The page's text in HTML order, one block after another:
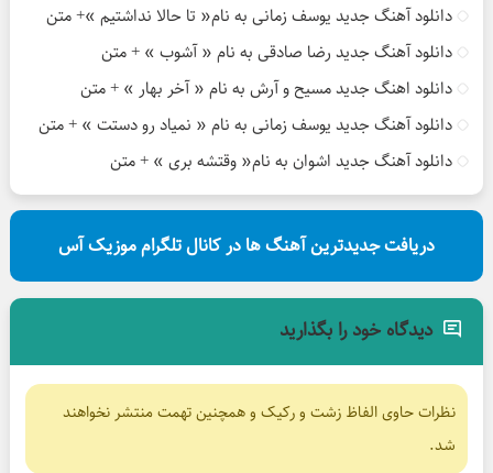
دانلود آهنگ جدید یوسف زمانی به نام« تا حالا نداشتیم »+ متن
دانلود آهنگ جدید رضا صادقی به نام « آشوب » + متن
دانلود اهنگ جدید مسیح و آرش به نام « آخر بهار » + متن
دانلود آهنگ جدید یوسف زمانی به نام « نمیاد رو دستت » + متن
دانلود آهنگ جدید اشوان به نام« وقتشه بری » + متن
دریافت جدیدترین آهنگ ها در کانال تلگرام موزیک آس
دیدگاه خود را بگذارید
نظرات حاوی الفاظ زشت و رکیک و همچنین تهمت منتشر نخواهند
شد.